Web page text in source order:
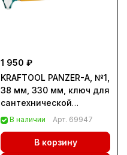
1 950 ₽
KRAFTOOL PANZER-A, №1,
38 мм, 330 мм, ключ для
сантехнической
арматуры с прямыми
В наличии Арт. 69947
В корзину